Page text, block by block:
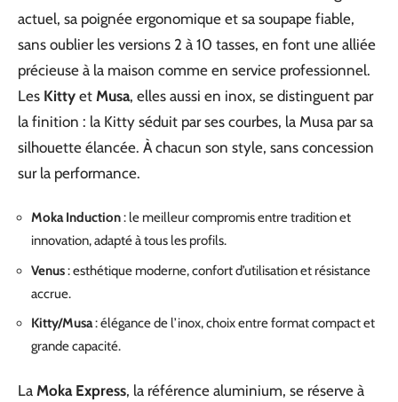
actuel, sa poignée ergonomique et sa soupape fiable,
sans oublier les versions 2 à 10 tasses, en font une alliée
précieuse à la maison comme en service professionnel.
Les Kitty et Musa, elles aussi en inox, se distinguent par
la finition : la Kitty séduit par ses courbes, la Musa par sa
silhouette élancée. À chacun son style, sans concession
sur la performance.
Moka Induction: le meilleur compromis entre tradition et
innovation, adapté à tous les profils.
Venus: esthétique moderne, confort d’utilisation et résistance
accrue.
Kitty/Musa: élégance de l’inox, choix entre format compact et
grande capacité.
La Moka Express, la référence aluminium, se réserve à